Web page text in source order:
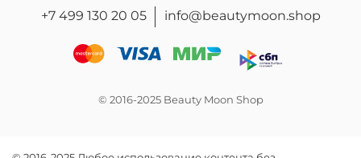
+7 499 130 20 05 info@beautymoon.shop
© 2016-2025 Beauty Moon Shop